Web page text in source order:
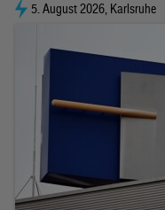
5. August 2026, Karlsruhe